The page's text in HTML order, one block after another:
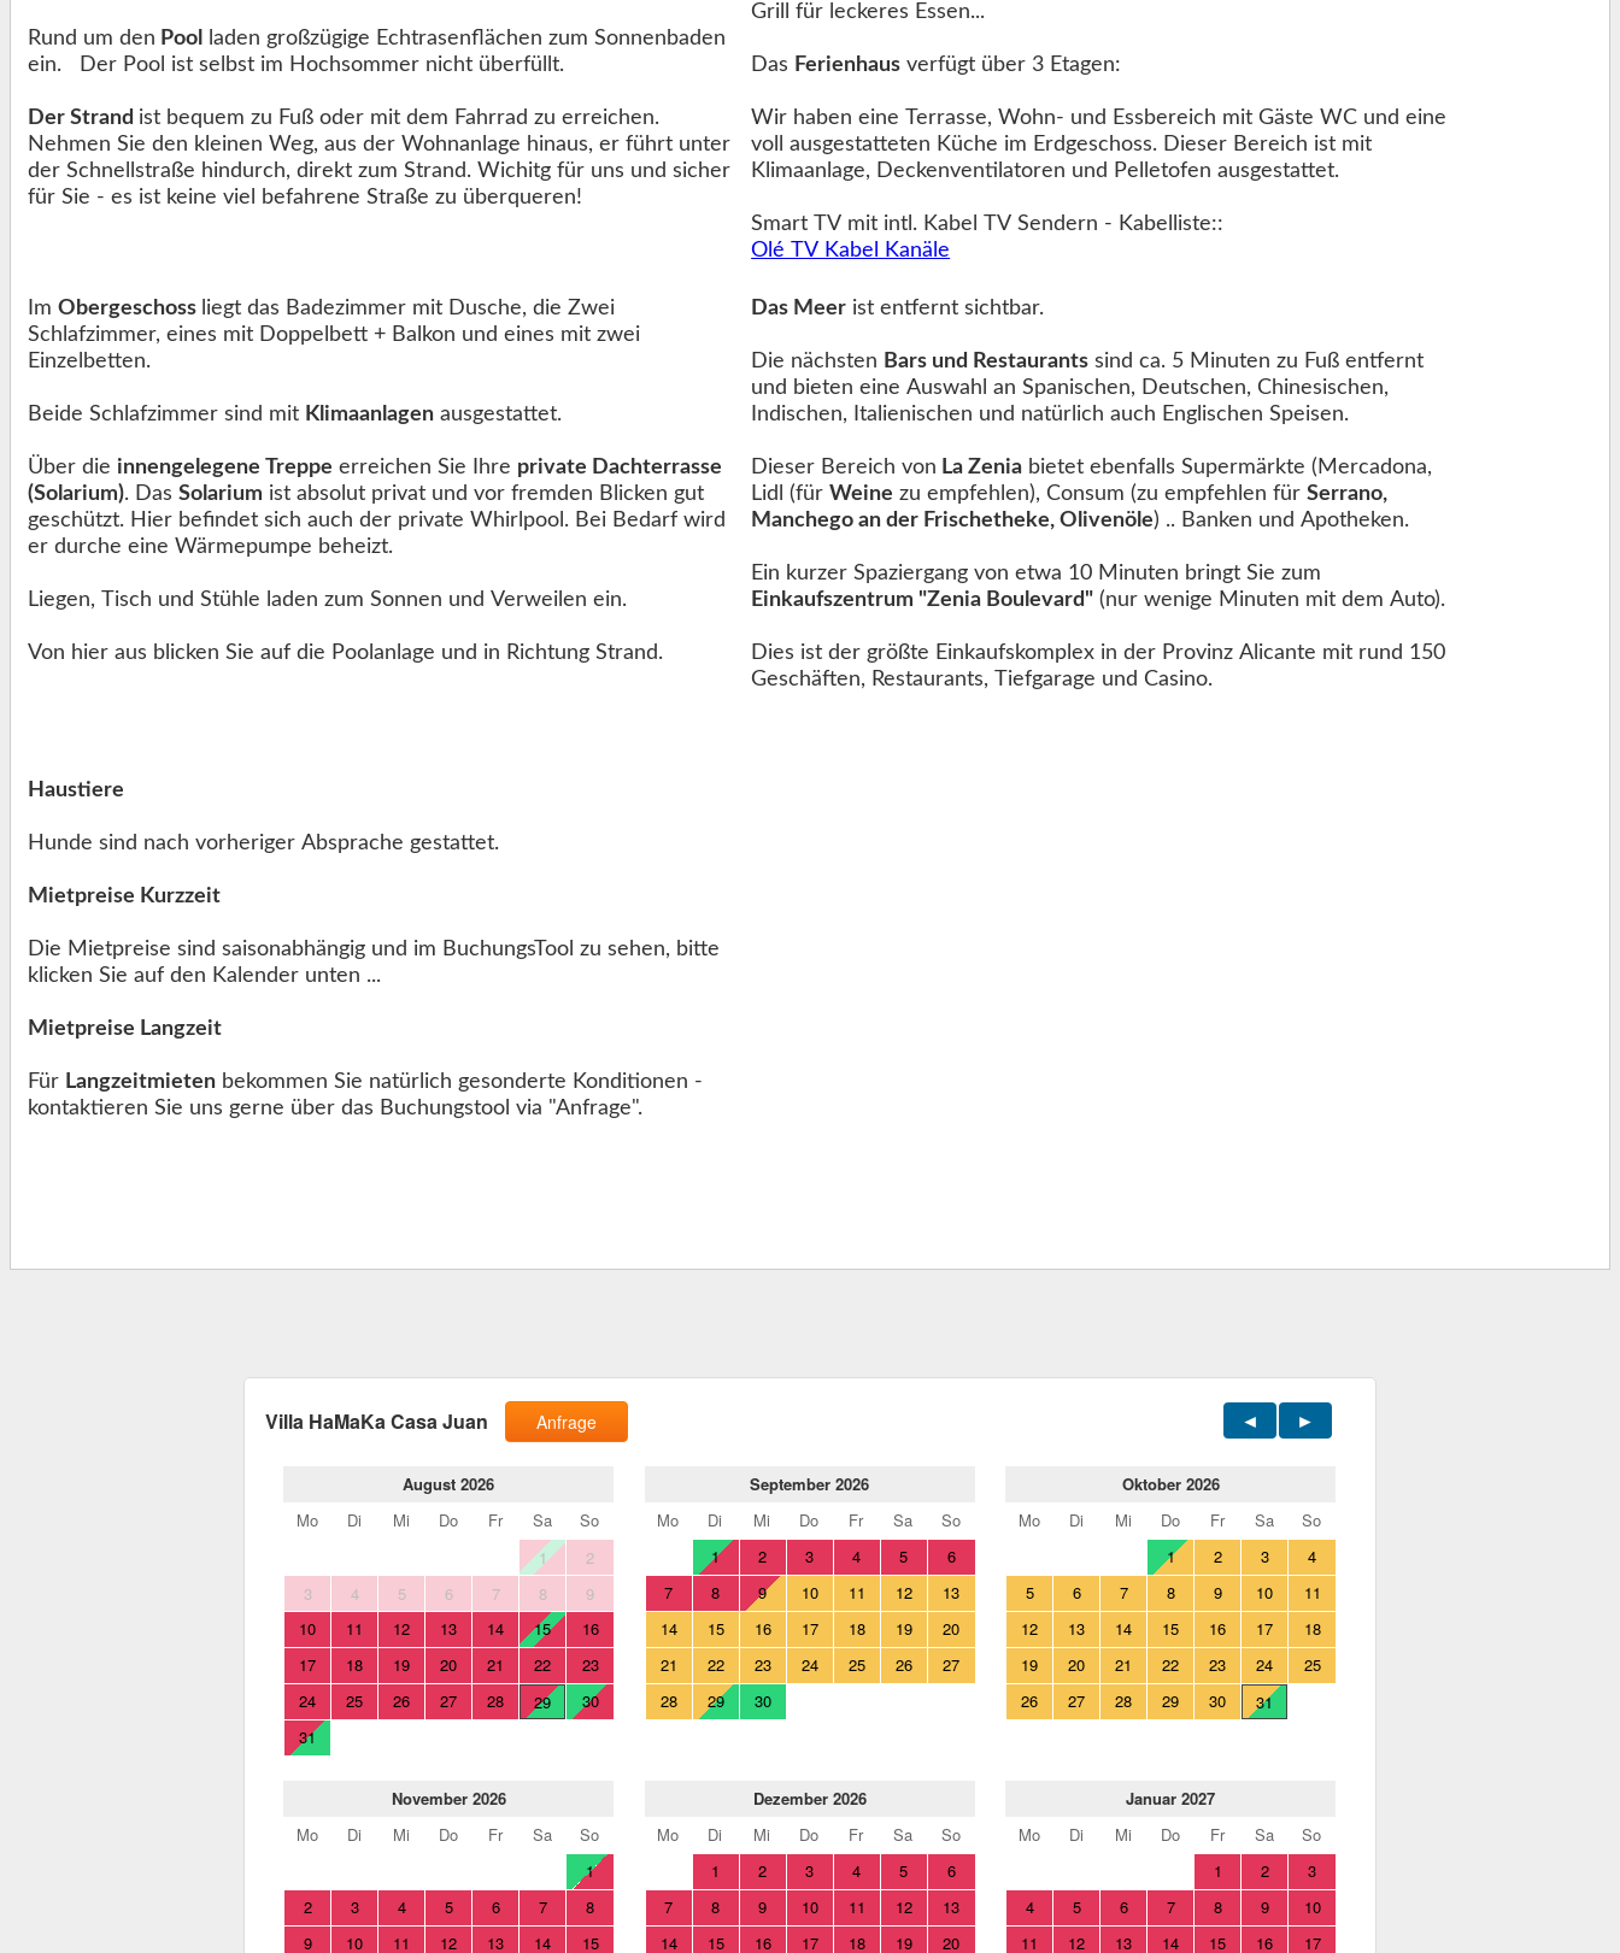
Rund um den Pool
laden großzügige Echtrasenflächen zum Sonnenbaden
ein. Der Pool ist selbst im Hochsommer nicht überfüllt.
Der Strand ist bequem zu Fuß oder mit dem Fahrrad zu erreichen.
Nehmen Sie den kleinen Weg, aus der Wohnanlage hinaus, er führt unter
der Schnellstraße hindurch, direkt zum Strand. Wichitg für uns und sicher
Grill für leckeres Essen...
Das Ferienhaus verfügt über 3 Etagen:
Wir haben eine Terrasse, Wohn- und Essbereich mit Gäste WC und eine
voll ausgestatteten Küche im Erdgeschoss. Dieser Bereich ist mit
Klimaanlage, Deckenventilatoren und Pelletofen ausgestattet.
Smart TV mit intl. Kabel TV Sendern - Kabelliste::
Olé TV Kabel Kanäle
Im Obergeschoss liegt das Badezimmer mit Dusche, die Zwei
Schlafzimmer, eines mit Doppelbett + Balkon und eines mit zwei
Einzelbetten.
Beide Schlafzimmer sind mit Klimaanlagen ausgestattet.
Über die innengelegene Treppe erreichen Sie Ihre private Dachterrasse
(Solarium). Das Solarium ist absolut privat und vor fremden Blicken gut
geschützt. Hier befindet sich auch der private Whirlpool. Bei Bedarf wird
er durche eine Wärmepumpe beheizt.
Liegen, Tisch und Stühle laden zum Sonnen und Verweilen ein.
Von hier aus blicken Sie auf die Poolanlage und in Richtung Strand.
Das Meer ist entfernt sichtbar.
Die nächsten Bars und Restaurants sind ca. 5 Minuten zu Fuß entfernt
und bieten eine Auswahl an Spanischen, Deutschen, Chinesischen,
Indischen, Italienischen und natürlich auch Englischen Speisen.
Dieser Bereich von La Zenia bietet ebenfalls Supermärkte (Mercadona,
Lidl (fürWeine zu empfehlen), Consum (zu empfehlen fürSerrano,
Manchego an der Frischetheke, Olivenöle) .. Banken und Apotheken.
Ein kurzer Spaziergang von etwa 10 Minuten bringt Sie zum
Einkaufszentrum "Zenia Boulevard" (nur wenige Minuten mit dem Auto).
Dies ist der größte Einkaufskomplex in der Provinz Alicante mit rund 150
Geschäften, Restaurants, Tiefgarage und Casino.
Haustiere
Hunde sind nach vorheriger Absprache gestattet.
Mietpreise Kurzzeit
Die Mietpreise sind saisonabhängig und im BuchungsTool zu sehen, bitte
klicken Sie auf den Kalender unten ...
Mietpreise Langzeit
Für Langzeitmieten bekommen Sie natürlich gesonderte Konditionen -
kontaktieren Sie uns gerne über das Buchungstool via "Anfrage".